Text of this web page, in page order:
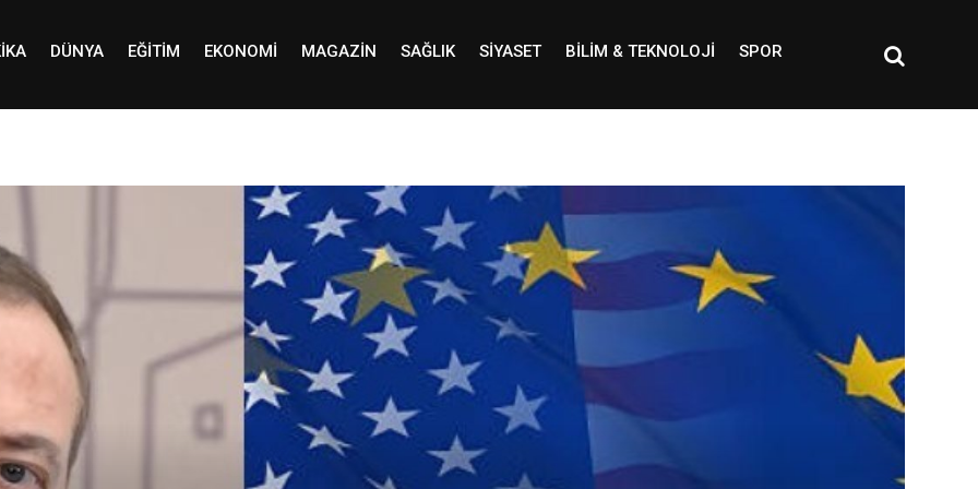
DÜNYA EĞITIM EKONOMI MAGAZIN SAĞLIK SIYASET BILIM & TEKNOLOJI SPOR